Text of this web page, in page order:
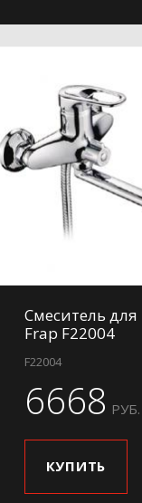
Смеситель
Frap F22004
F22004
6668 РУБ.
КУПИТЬ